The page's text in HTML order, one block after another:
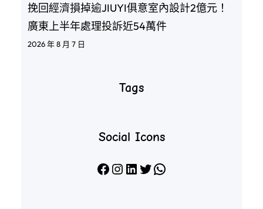
挽回經濟損掉逾JIUYI俱意室內設計2億元！
廣東上半年處理投訴近54萬件
2026 年 8 月 7 日
Tags
Social Icons
Facebook Instagram LinkedIn X WhatsApp